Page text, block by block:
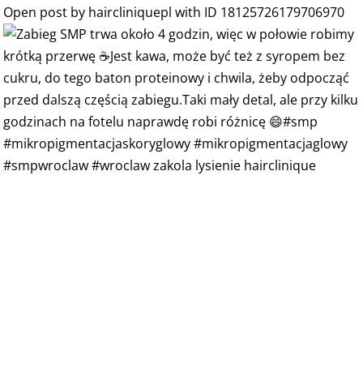
Open post by haircliniquepl with ID 18125726179706970